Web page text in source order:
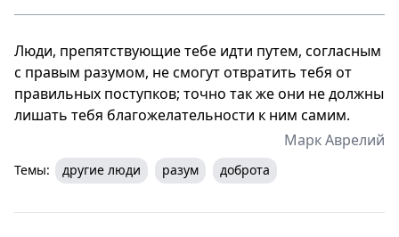
Люди, препятствующие тебе идти путем, согласным
с правым разумом, не смогут отвратить тебя от
правильных поступков; точно так же они не должны
лишать тебя благожелательности к ним самим.
Марк Аврелий
Темы: другие люди разум доброта